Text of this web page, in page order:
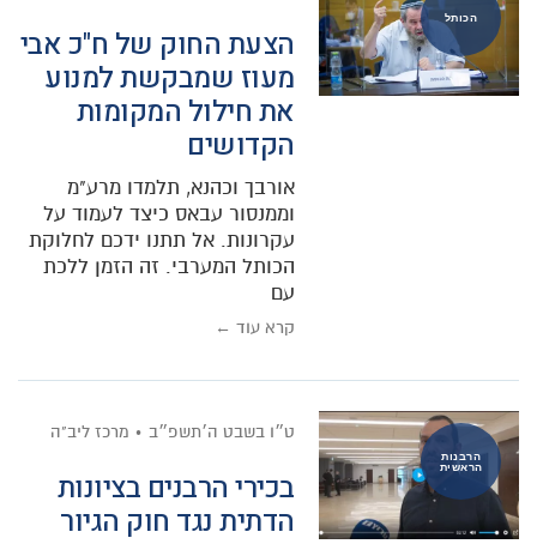
הכותל
הצעת החוק של ח"כ אבי
מעוז שמבקשת למנוע
את חילול המקומות
הקדושים
אורבך וכהנא, תלמדו מרע"מ
וממנסור עבאס כיצד לעמוד על
עקרונות. אל תתנו ידכם לחלוקת
הכותל המערבי. זה הזמן ללכת
עם
קרא עוד ←
הרבנות
הראשית
ט״ו בשבט ה׳תשפ״ב מרכז ליב"ה
בכירי הרבנים בציונות
הדתית נגד חוק הגיור